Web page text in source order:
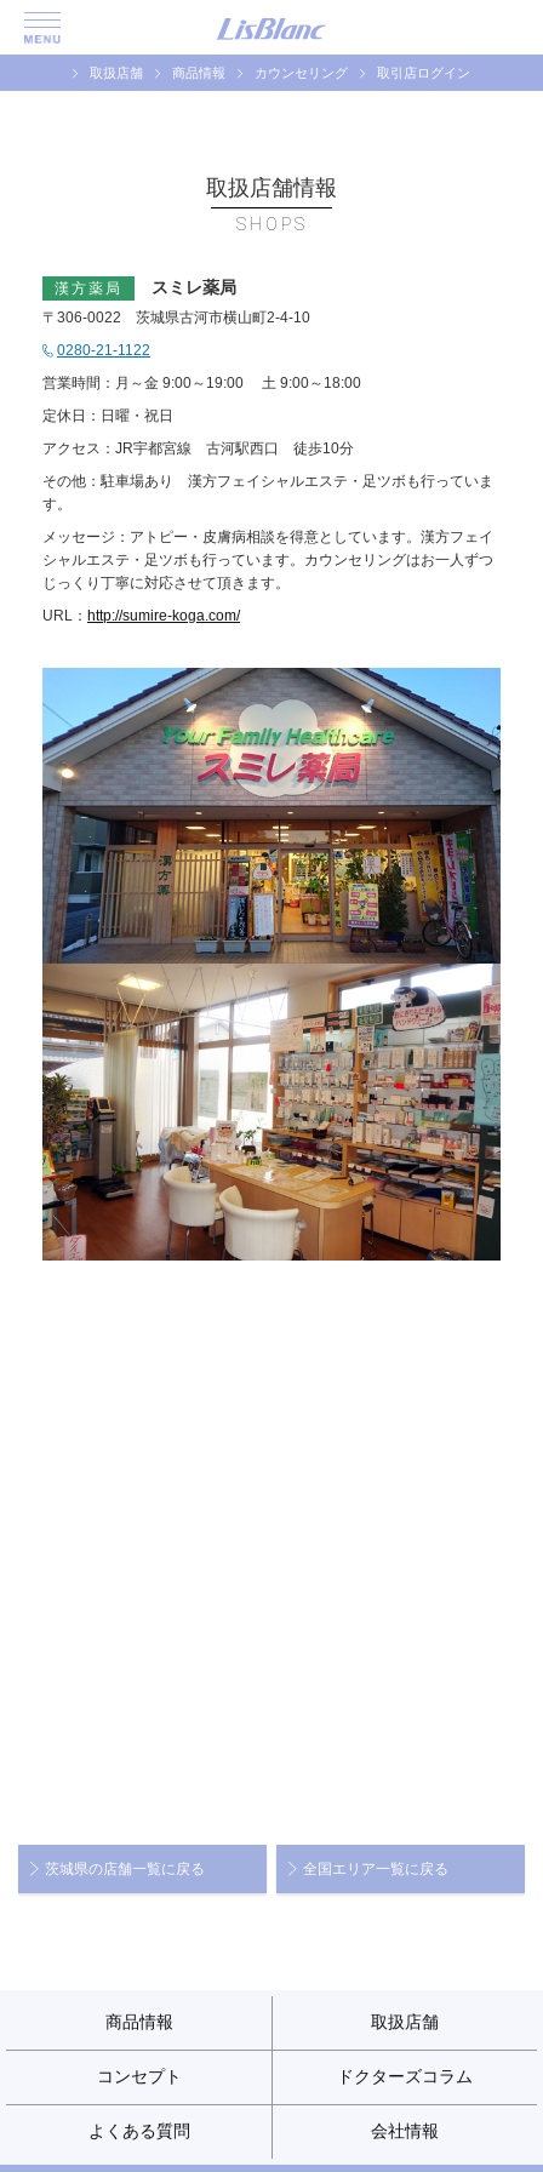
取扱店舗 商品情報 カウンセリング 取引店ログイン
取扱店舗情報
SHOPS
漢方薬局 スミレ薬局
〒306-0022 茨城県古河市横山町2-4-10
0280-21-1122
営業時間：月～金 9:00～19:00 土 9:00～18:00
定休日：日曜・祝日
アクセス：JR宇都宮線 古河駅西口 徒歩10分
その他：駐車場あり 漢方フェイシャルエステ・足ツボも行っていま
す。
メッセージ：アトピー・皮膚病相談を得意としています。漢方フェイ
シャルエステ・足ツボも行っています。カウンセリングはお一人ずつ
じっくり丁寧に対応させて頂きます。
URL： http://sumire-koga.com/
茨城県の店舗一覧に戻る 全国エリア一覧に戻る
商品情報 取扱店舗
コンセプト ドクターズコラム
よくある質問 会社情報